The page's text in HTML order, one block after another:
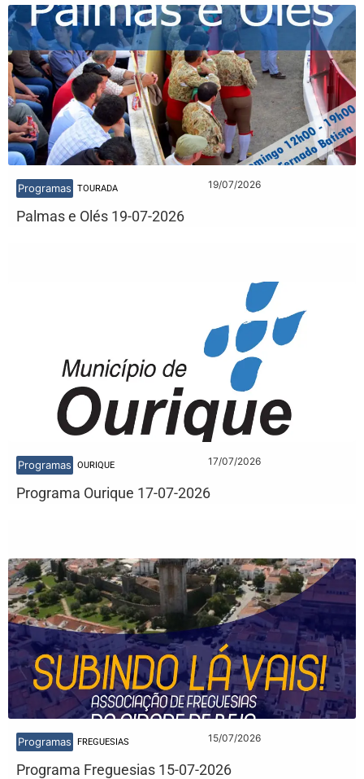
Programas TOURADA 19/07/2026
Palmas e Olés 19-07-2026
Programas OURIQUE 17/07/2026
Programa Ourique 17-07-2026
Programas FREGUESIAS 15/07/2026
Programa Freguesias 15-07-2026